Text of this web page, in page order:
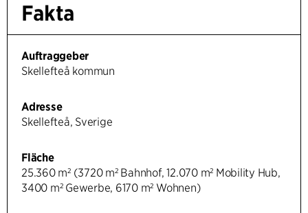
Fakta
Auftraggeber
Skellefteå kommun
Adresse
Skellefteå, Sverige
Fläche
25.360 m² (3720 m² Bahnhof, 12.070 m² Mobility Hub,
3400 m² Gewerbe, 6170 m² Wohnen)